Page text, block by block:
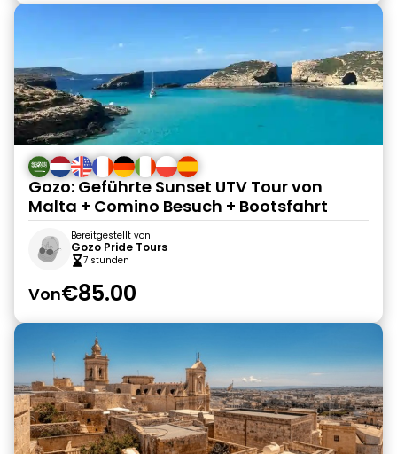
Gozo: Geführte Sunset UTV Tour von
Malta + Comino Besuch + Bootsfahrt
Bereitgestellt von
Gozo Pride Tours
7 stunden
Von€85.00